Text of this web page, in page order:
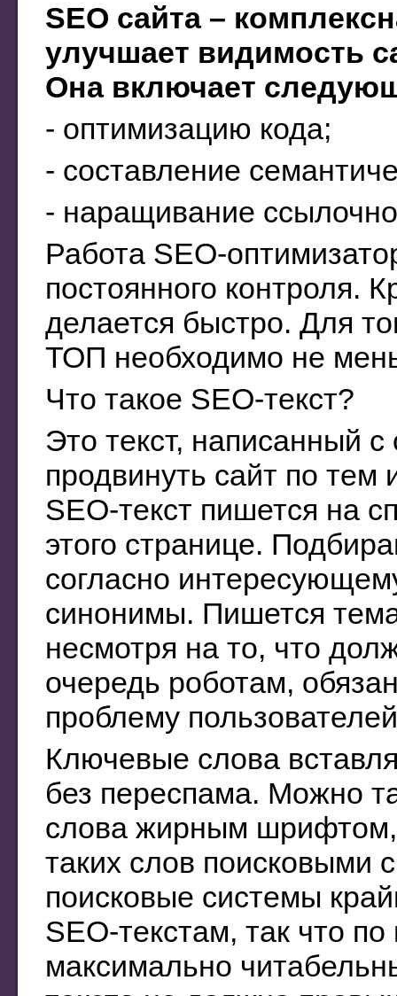
SEO сайта –
улучшает видимость
Она включает
- оптимизацию кода;
- составление
- наращивание
Работа SEO-
постоянного контроля.
делается быстро. Для
ТОП необходимо не
Что такое SEO-текст?
Это текст, написанный
продвинуть сайт по
SEO-текст пишется на
этого странице.
согласно
синонимы. Пишется
несмотря на то, что
очередь роботам,
проблему
Ключевые слова
без переспама. Можно
слова жирным шрифтом,
таких слов поисковыми
поисковые системы
SEO-текстам, так что
максимально